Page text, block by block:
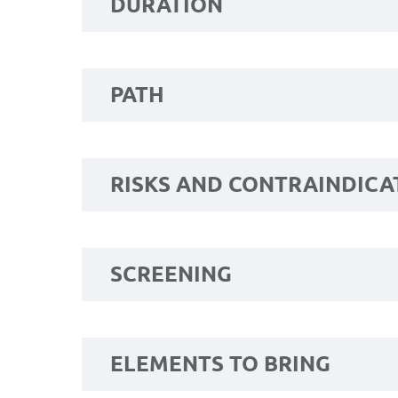
DURATION
PATH
RISKS AND
SCREENING
ELEMENTS TO BRING